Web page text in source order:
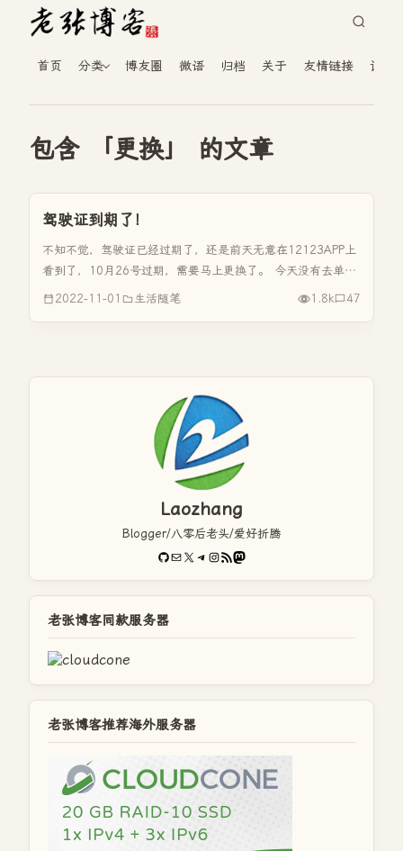
首页 分类 博友圈 微语 归档 关于 友情链接 读者
包含 「更换」 的文章
驾驶证到期了！
不知不觉，驾驶证已经过期了，还是前天无意在12123APP上
看到了，10月26号过期，需要马上更换了。 今天没有去单
位，本来准备上午去医院再把头顶的那个疤痕看一下的，结果
2022-11-01 生活随笔 1.8k 47
Laozhang
Blogger/八零后老头/爱好折腾
GitHub
电子邮件X Telegram
Instagram
RSS FeedMastodon
老张博客同款服务器
老张博客推荐海外服务器